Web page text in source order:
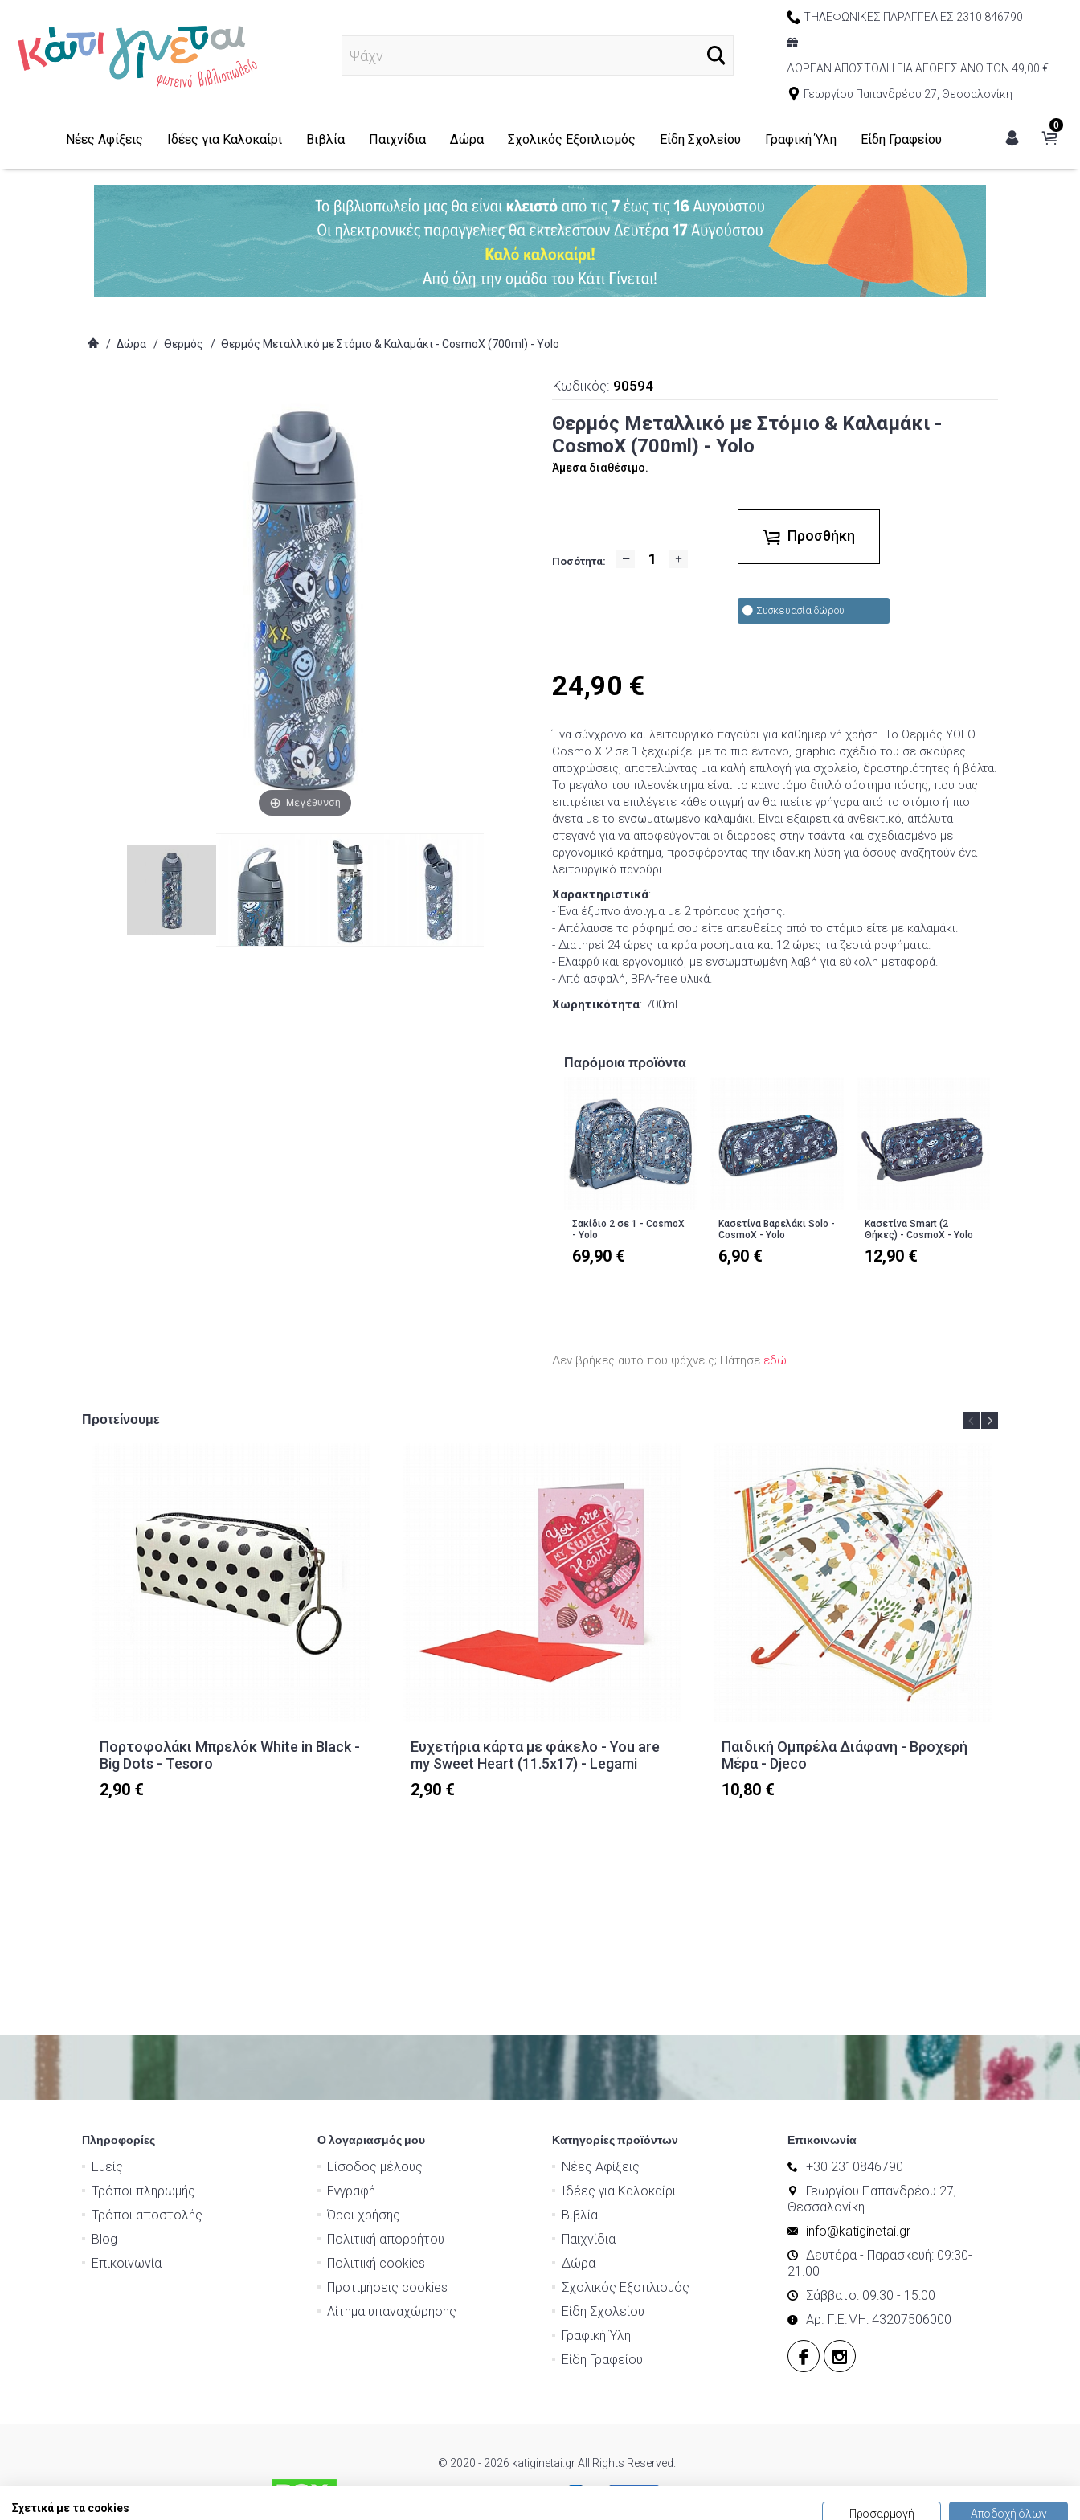
Ψάχνω για...
ΤΗΛΕΦΩΝΙΚΕΣ ΠΑΡΑΓΓΕΛΙΕΣ 2310 846790
ΔΩΡΕΑΝ ΑΠΟΣΤΟΛΗ ΓΙΑ ΑΓΟΡΕΣ ΑΝΩ ΤΩΝ 49,00 €
Γεωργίου Παπανδρέου 27, Θεσσαλονίκη
0
Νέες Αφίξεις Ιδέες για Καλοκαίρι Βιβλία Παιχνίδια Δώρα Σχολικός Εξοπλισμός Είδη Σχολείου Γραφική Ύλη Είδη Γραφείου
/ Δώρα / Θερμός / Θερμός Μεταλλικό με Στόμιο & Καλαμάκι - CosmoX (700ml) - Yolo
Μεγέθυνση
Κωδικός: 90594
Θερμός Μεταλλικό με Στόμιο & Καλαμάκι -
CosmoX (700ml) - Yolo
Άμεσα διαθέσιμο.
Ποσότητα:
Προσθήκη
Συσκευασία δώρου
24,90 €
Ένα σύγχρονο και λειτουργικό παγούρι για καθημερινή χρήση. Το Θερμός YOLO
Cosmo X 2 σε 1 ξεχωρίζει με το πιο έντονο, graphic σχέδιό του σε σκούρες
αποχρώσεις, αποτελώντας μια καλή επιλογή για σχολείο, δραστηριότητες ή βόλτα.
Το μεγάλο του πλεονέκτημα είναι το καινοτόμο διπλό σύστημα πόσης, που σας
επιτρέπει να επιλέγετε κάθε στιγμή αν θα πιείτε γρήγορα από το στόμιο ή πιο
άνετα με το ενσωματωμένο καλαμάκι. Είναι εξαιρετικά ανθεκτικό, απόλυτα
στεγανό για να αποφεύγονται οι διαρροές στην τσάντα και σχεδιασμένο με
εργονομικό κράτημα, προσφέροντας την ιδανική λύση για όσους αναζητούν ένα
λειτουργικό παγούρι.
Χαρακτηριστικά:
- Ένα έξυπνο άνοιγμα με 2 τρόπους χρήσης.
- Aπόλαυσε το ρόφημά σου είτε απευθείας από το στόμιο είτε με καλαμάκι.
- Διατηρεί 24 ώρες τα κρύα ροφήματα και 12 ώρες τα ζεστά ροφήματα.
- Ελαφρύ και εργονομικό, με ενσωματωμένη λαβή για εύκολη μεταφορά.
- Από ασφαλή, BPA-free υλικά.
Χωρητικότητα: 700ml
Παρόμοια προϊόντα
Σακίδιο 2 σε 1 - CosmoX
- Yolo
69,90 €
Κασετίνα Βαρελάκι Solo -
CosmoX - Yolo
6,90 €
Κασετίνα Smart (2
Θήκες) - CosmoX - Yolo
12,90 €
Δεν βρήκες αυτό που ψάχνεις; Πάτησε εδώ
Προτείνουμε
Πορτοφολάκι Μπρελόκ White in Black -
Big Dots - Tesoro
2,90 €
Ευχετήρια κάρτα με φάκελο - You are
my Sweet Heart (11.5x17) - Legami
2,90 €
Παιδική Ομπρέλα Διάφανη - Βροχερή
Μέρα - Djeco
10,80 €
Πληροφορίες
Εμείς
Τρόποι πληρωμής
Τρόποι αποστολής
Blog
Επικοινωνία
Ο λογαριασμός μου
Είσοδος μέλους
Εγγραφή
Όροι χρήσης
Πολιτική απορρήτου
Πολιτική cookies
Προτιμήσεις cookies
Αίτημα υπαναχώρησης
Κατηγορίες προϊόντων
Νέες Αφίξεις
Ιδέες για Καλοκαίρι
Βιβλία
Παιχνίδια
Δώρα
Σχολικός Εξοπλισμός
Είδη Σχολείου
Γραφική Ύλη
Είδη Γραφείου
Επικοινωνία
+30 2310846790
Γεωργίου Παπανδρέου 27,
Θεσσαλονίκη
info@katiginetai.gr
Δευτέρα - Παρασκευή: 09:30-
21.00
Σάββατο: 09:30 - 15:00
Αρ. Γ.Ε.ΜΗ: 43207506000
© 2020 - 2026 katiginetai.gr All Rights Reserved.
Σχετικά με τα cookies Προσαρμογή Αποδοχή όλων